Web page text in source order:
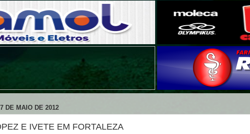
DE MAIO DE 2012
E IVETE EM FORTALEZA